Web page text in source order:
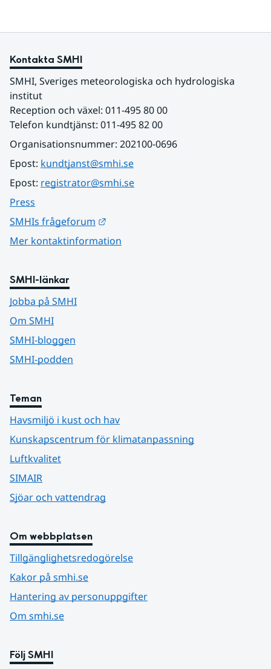
Kontakta SMHI
SMHI, Sveriges meteorologiska och hydrologiska
institut
Reception och växel: 011-495 80 00
Telefon kundtjänst: 011-495 82 00
Organisationsnummer: 202100-0696
Epost: kundtjanst@smhi.se
Epost: registrator@smhi.se
Press
SMHIs frågeforum
Mer kontaktinformation
SMHI-länkar
Jobba på SMHI
Om SMHI
SMHI-bloggen
SMHI-podden
Teman
Havsmiljö i kust och hav
Kunskapscentrum för klimatanpassning
Luftkvalitet
SIMAIR
Sjöar och vattendrag
Om webbplatsen
Tillgänglighetsredogörelse
Kakor på smhi.se
Hantering av personuppgifter
Om smhi.se
Följ SMHI